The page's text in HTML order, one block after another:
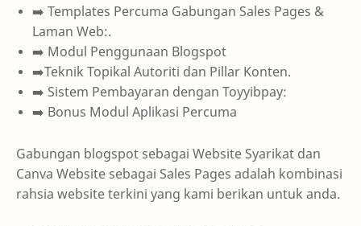
➡️ Templates Percuma Gabungan Sales Pages &
Laman Web:.
➡️ Modul Penggunaan Blogspot
➡️Teknik Topikal Autoriti dan Pillar Konten.
➡️ Sistem Pembayaran dengan Toyyibpay:
➡️ Bonus Modul Aplikasi Percuma
Gabungan blogspot sebagai Website Syarikat dan
Canva Website sebagai Sales Pages adalah kombinasi
rahsia website terkini yang kami berikan untuk anda.